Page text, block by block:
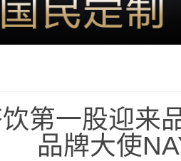
第一股迎来
品牌大使